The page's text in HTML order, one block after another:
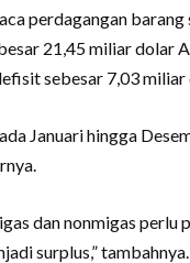
perdagangan
21,45 miliar dolar
sebesar 7,03 miliar
Januari hingga
dan nonmigas perlu
surplus,” tambahnya.